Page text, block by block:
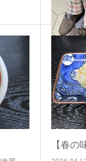
【買い
【春の